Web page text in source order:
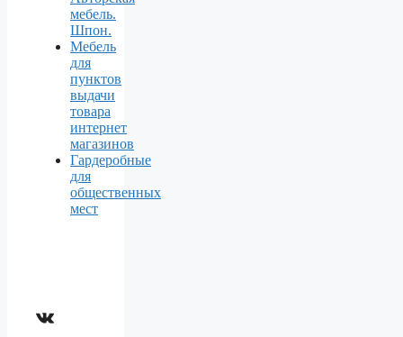
мебель.
Шпон.
Мебель
для
пунктов
выдачи
товара
интернет
магазинов
Гардеробные
для
общественных
мест
ВКонтакте